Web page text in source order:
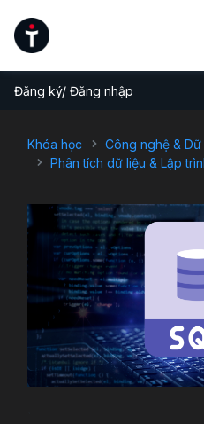
Đăng ký/ Đăng nhập
Khóa học
Công nghệ & Dữ
Phân tích dữ liệu & Lập